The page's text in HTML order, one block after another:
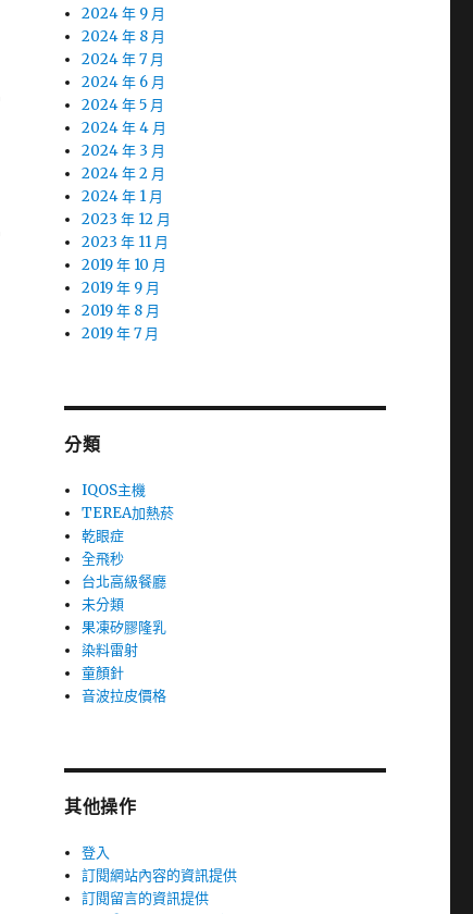
2024 年 9 月
2024 年 8 月
2024 年 7 月
2024 年 6 月
2024 年 5 月
2024 年 4 月
2024 年 3 月
2024 年 2 月
2024 年 1 月
2023 年 12 月
2023 年 11 月
2019 年 10 月
2019 年 9 月
2019 年 8 月
2019 年 7 月
分類
IQOS主機
TEREA加熱菸
乾眼症
全飛秒
台北高級餐廳
未分類
果凍矽膠隆乳
染料雷射
童顏針
音波拉皮價格
其他操作
登入
訂閱網站內容的資訊提供
訂閱留言的資訊提供